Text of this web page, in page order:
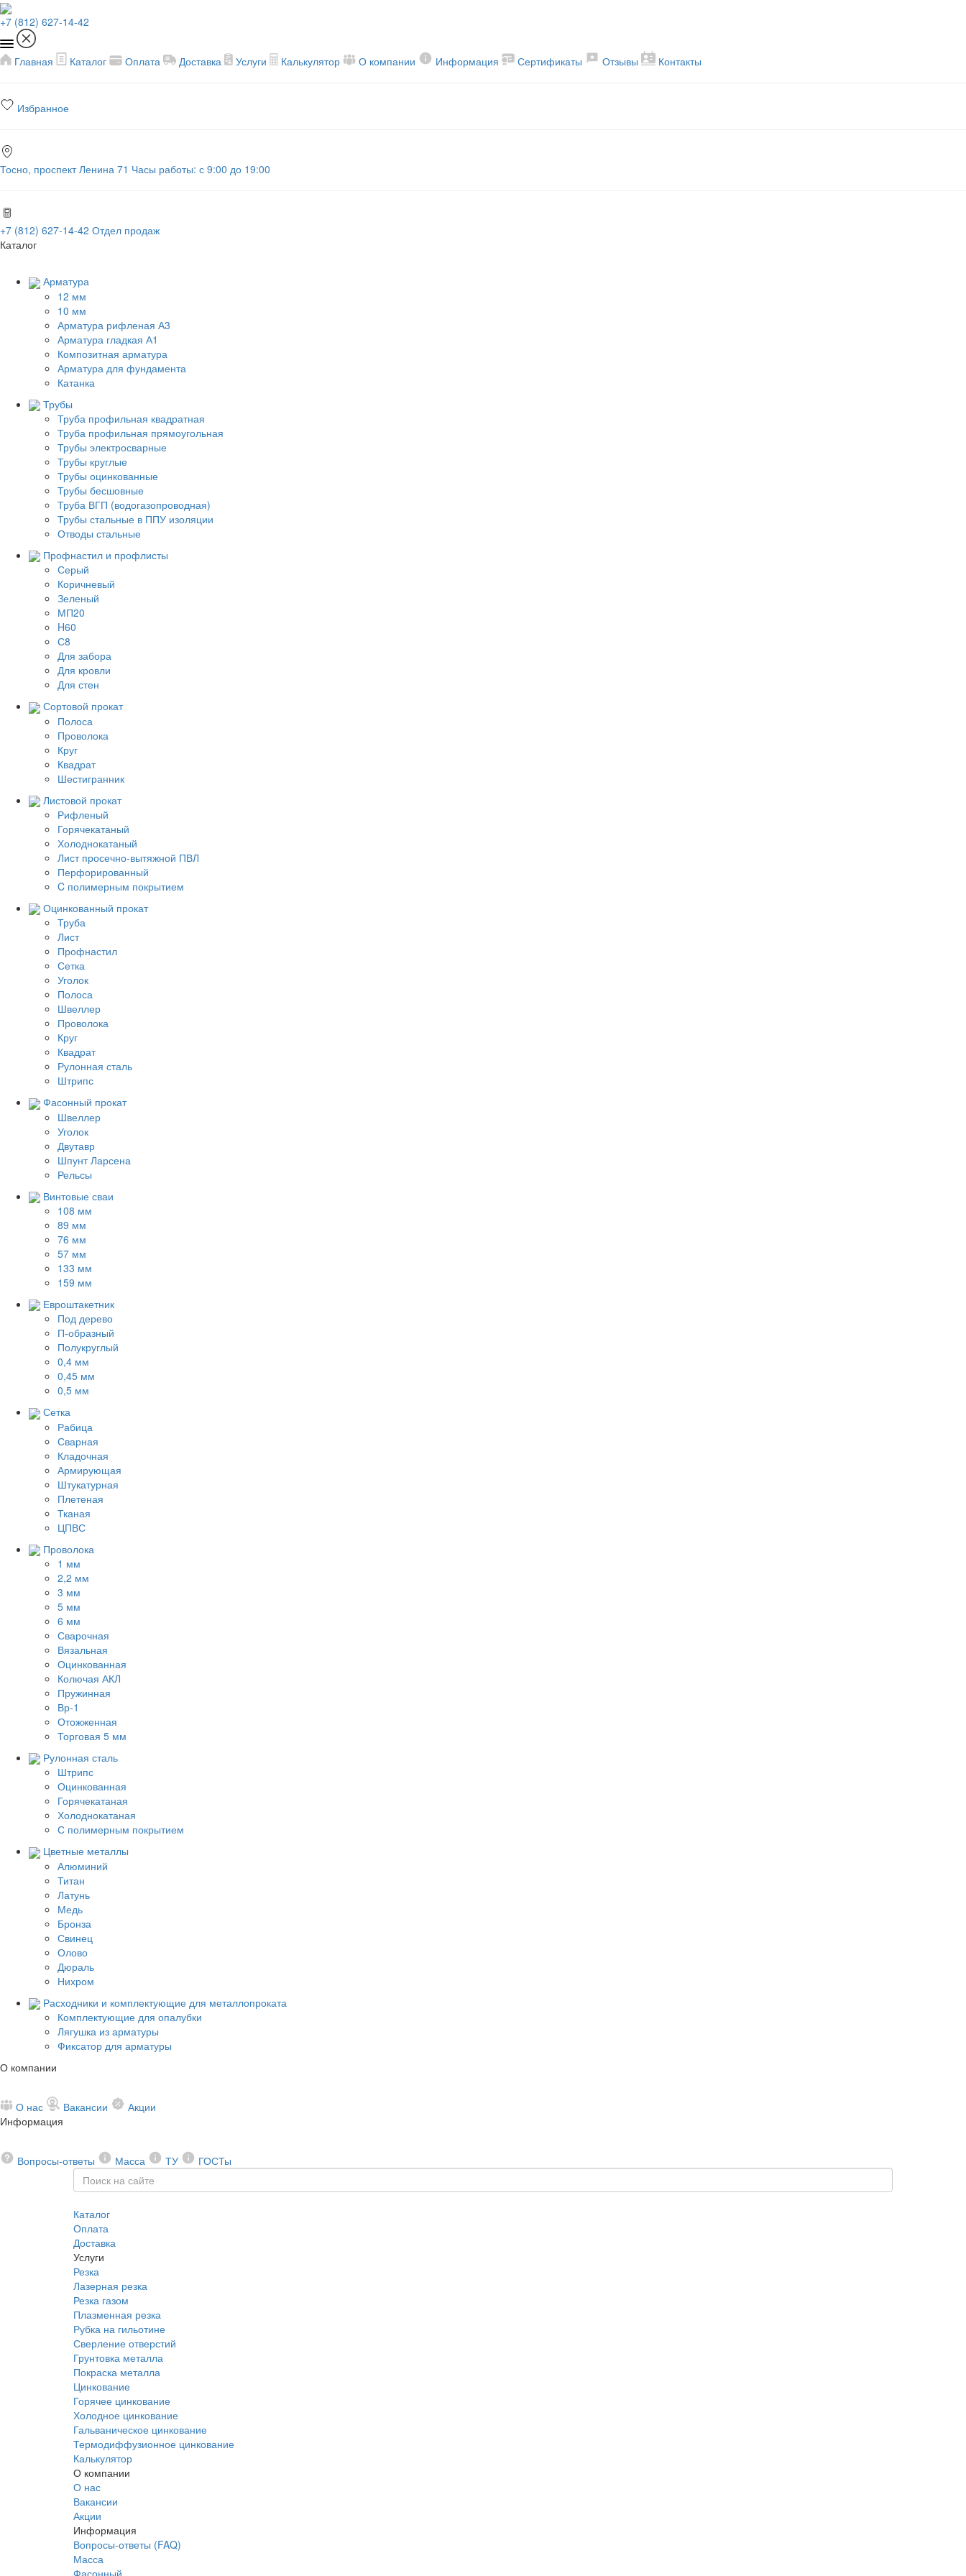
+7 (812) 627-14-42
Главная Каталог Оплата Доставка Услуги Калькулятор О компании Информация Сертификаты Отзывы Контакты
Избранное
Тосно, проспект Ленина 71 Часы работы: с 9:00 до 19:00
+7 (812) 627-14-42 Отдел продаж
Каталог
Арматура
12 мм
10 мм
Арматура рифленая А3
Арматура гладкая А1
Композитная арматура
Арматура для фундамента
Катанка
Трубы
Труба профильная квадратная
Труба профильная прямоугольная
Трубы электросварные
Трубы круглые
Трубы оцинкованные
Трубы бесшовные
Труба ВГП (водогазопроводная)
Трубы стальные в ППУ изоляции
Отводы стальные
Профнастил и профлисты
Серый
Коричневый
Зеленый
МП20
H60
С8
Для забора
Для кровли
Для стен
Сортовой прокат
Полоса
Проволока
Круг
Квадрат
Шестигранник
Листовой прокат
Рифленый
Горячекатаный
Холоднокатаный
Лист просечно-вытяжной ПВЛ
Перфорированный
C полимерным покрытием
Оцинкованный прокат
Труба
Лист
Профнастил
Сетка
Уголок
Полоса
Швеллер
Проволока
Круг
Квадрат
Рулонная сталь
Штрипс
Фасонный прокат
Швеллер
Уголок
Двутавр
Шпунт Ларсена
Рельсы
Винтовые сваи
108 мм
89 мм
76 мм
57 мм
133 мм
159 мм
Евроштакетник
Под дерево
П-образный
Полукруглый
0,4 мм
0,45 мм
0,5 мм
Сетка
Рабица
Сварная
Кладочная
Армирующая
Штукатурная
Плетеная
Тканая
ЦПВС
Проволока
1 мм
2,2 мм
3 мм
5 мм
6 мм
Сварочная
Вязальная
Оцинкованная
Колючая АКЛ
Пружинная
Вр-1
Отожженная
Торговая 5 мм
Рулонная сталь
Штрипс
Оцинкованная
Горячекатаная
Холоднокатаная
С полимерным покрытием
Цветные металлы
Алюминий
Титан
Латунь
Медь
Бронза
Свинец
Олово
Дюраль
Нихром
Расходники и комплектующие для металлопроката
Комплектующие для опалубки
Лягушка из арматуры
Фиксатор для арматуры
О компании
О нас Вакансии
Акции
Информация
Вопросы-ответы Масса ТУ ГОСТы
Каталог
Оплата
Доставка
Услуги
Резка
Лазерная резка
Резка газом
Плазменная резка
Рубка на гильотине
Сверление отверстий
Грунтовка металла
Покраска металла
Цинкование
Горячее цинкование
Холодное цинкование
Гальваническое цинкование
Термодиффузионное цинкование
Калькулятор
О компании
О нас
Вакансии
Акции
Информация
Вопросы-ответы (FAQ)
Масса
Фасонный